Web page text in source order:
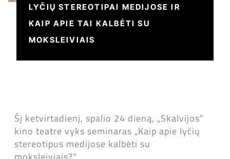
LYČIŲ STEREOTIPAI MEDIJOSE IR
KAIP APIE TAI KALBĖTI SU
MOKSLEIVIAIS
Šį ketvirtadienį, spalio 24 dieną, „Skalvijos”
kino teatre vyks seminaras „Kaip apie lyčių
stereotipus medijose kalbėti su